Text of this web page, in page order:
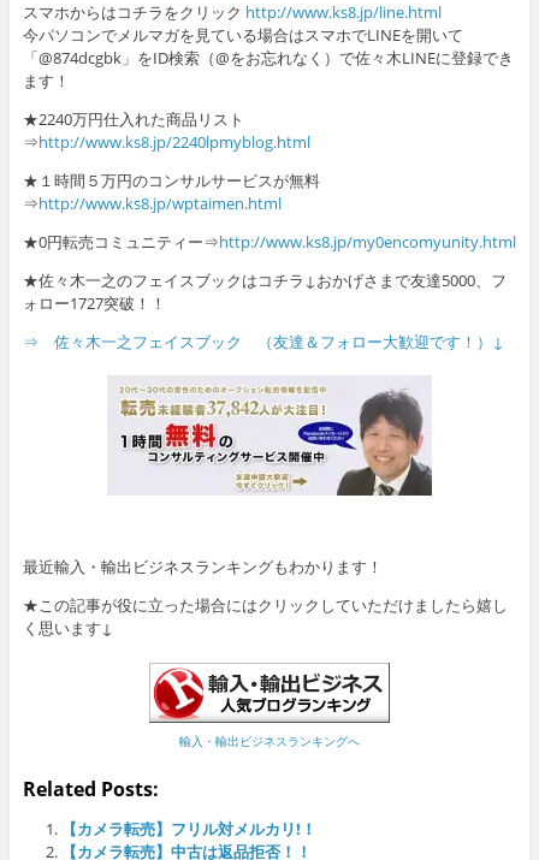
スマホからはコチラをクリック http://www.ks8.jp/line.html
今パソコンでメルマガを見ている場合はスマホでLINEを開いて
「@874dcgbk」をID検索（@をお忘れなく）で佐々木LINEに登録でき
ます！
★2240万円仕入れた商品リスト
⇒http://www.ks8.jp/2240lpmyblog.html
★１時間５万円のコンサルサービスが無料
⇒http://www.ks8.jp/wptaimen.html
★0円転売コミュニティー⇒http://www.ks8.jp/my0encomyunity.html
★佐々木一之のフェイスブックはコチラ↓おかげさまで友達5000、フ
ォロー1727突破！！
⇒ 佐々木一之フェイスブック （友達＆フォロー大歓迎です！）↓
最近輸入・輸出ビジネスランキングもわかります！
★この記事が役に立った場合にはクリックしていただけましたら嬉し
く思います↓
輸入・輸出ビジネスランキングへ
Related Posts:
【カメラ転売】フリル対メルカリ!！
【カメラ転売】中古は返品拒否！！